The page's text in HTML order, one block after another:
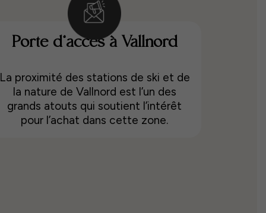
Porte d’accès à Vallnord
La proximité des stations de ski et de
la nature de Vallnord est l’un des
grands atouts qui soutient l’intérêt
pour l’achat dans cette zone.